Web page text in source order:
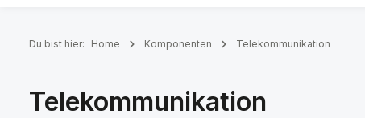
Du bist hier: Home Komponenten Telekommunikation
Telekommunikation